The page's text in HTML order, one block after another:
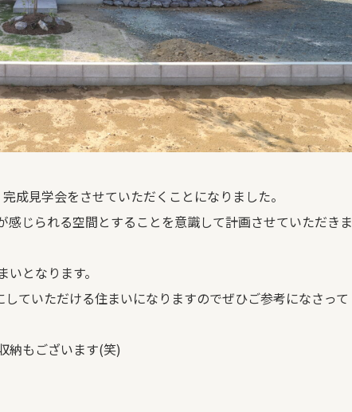
成見学会をさせていただくことになりました。
じられる空間とすることを意識して計画させていただきま
となります。
ていただける住まいになりますのでぜひご参考になさって
納もございます(笑)